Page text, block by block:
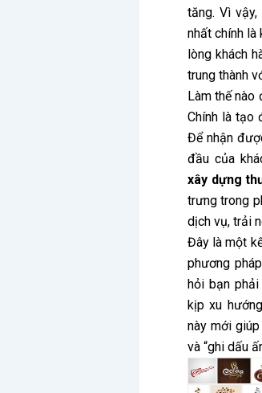
tăng. Vì vậy,
nhất chính
lòng khách
trung thành
Làm thế nào
Chính là tạo
Để nhận
đầu của
xây dựng
trưng trong
dịch vụ, trải
Đây là một
phương
hỏi bạn
kịp xu
này mới
và “ghi dấu